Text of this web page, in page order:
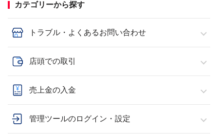
カテゴリーから探す
トラブル・よくあるお問い合わせ
店頭での取引
売上金の入金
管理ツールのログイン・設定